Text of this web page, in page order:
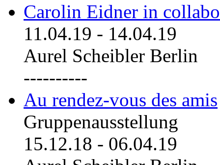
Carolin Eidner in
11.04.19 - 14.04.19
Aurel Scheibler Berlin
----------
Au rendez-vous des amis
Gruppenausstellung
15.12.18 - 06.04.19